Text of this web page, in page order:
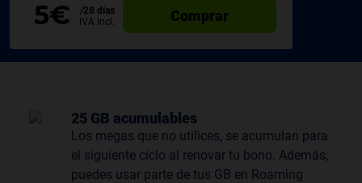
5€
/28 días
IVA Incl.
Comprar
25 GB acumulables
Los megas que no utilices, se acumulan para
el siguiente ciclo al renovar tu bono. Además,
puedes usar parte de tus GB en Roaming